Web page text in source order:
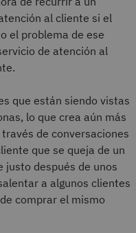
al cliente si el
el problema de ese
de atención al
que están siendo vistas
lo que crea aún más
de conversaciones
que se queja de un
después de unos
a algunos clientes
comprar el mismo